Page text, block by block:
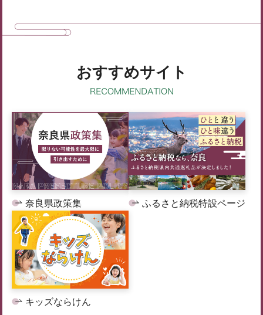
おすすめサイト
奈良県政策集 ふるさと納税特設ページ
キッズならけん